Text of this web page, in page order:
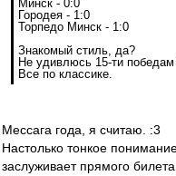
Минск - 0:0
Городея - 1:0
Торпедо Минск - 1:0
Знакомый стиль, да?
Не удивлюсь 15-ти победам
Все по классике.
Мессага года, я считаю. :3
Настолько тонкое
заслуживает прямого